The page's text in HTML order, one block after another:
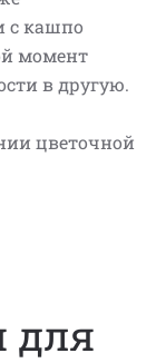
с кашпо
момент
в другую.
цветочной
для